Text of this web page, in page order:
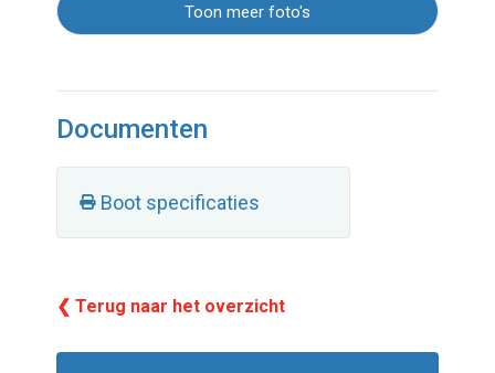
Toon meer foto's
Documenten
Boot specificaties
❮ Terug naar het overzicht